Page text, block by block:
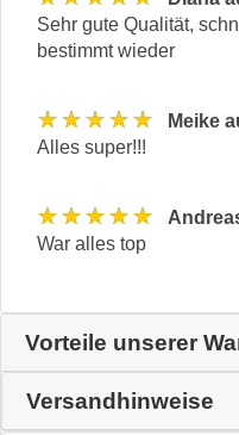
Sehr gute Qualität,
bestimmt wieder
★★★★★
Meike
Alles super!!!
★★★★★
War alles top
Vorteile unserer
Versandhinweise